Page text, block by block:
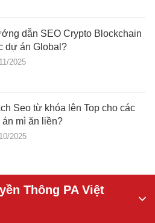
dẫn SEO Crypto Blockchain
dự án Global?
2025
Seo từ khóa lên Top cho các
mì ăn liền?
2025
Thông PA Việt